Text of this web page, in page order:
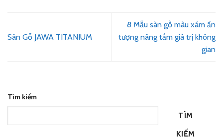
Sàn Gỗ JAWA TITANIUM
8 Mẫu sàn gỗ màu xám ấn
tượng nâng tầm giá trị không
gian
Tìm kiếm
TÌM
KIẾM